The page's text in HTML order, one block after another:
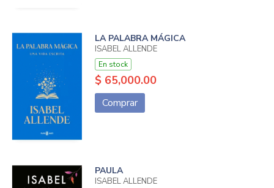
LA PALABRA MÁGICA
ISABEL ALLENDE
En stock
$ 65,000.00
Comprar
PAULA
ISABEL ALLENDE